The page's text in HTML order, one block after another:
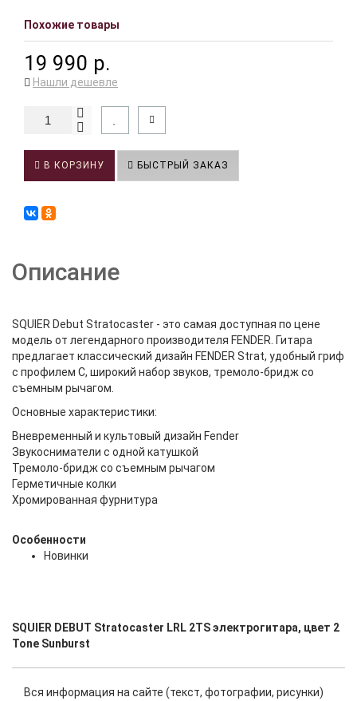
Похожие товары
19 990 р.
Нашли дешевле
В КОРЗИНУ БЫСТРЫЙ ЗАКАЗ
Описание
SQUIER Debut Stratocaster - это самая доступная по цене
модель от легендарного производителя FENDER. Гитара
предлагает классический дизайн FENDER Strat, удобный гриф
с профилем С, широкий набор звуков, тремоло-бридж со
съемным рычагом.
Основные характеристики:
Вневременный и культовый дизайн Fender
Звукосниматели с одной катушкой
Тремоло-бридж со съемным рычагом
Герметичные колки
Хромированная фурнитура
Особенности
Новинки
SQUIER DEBUT Stratocaster LRL 2TS электрогитара, цвет 2
Tone Sunburst
Вся информация на сайте (текст, фотографии, рисунки)